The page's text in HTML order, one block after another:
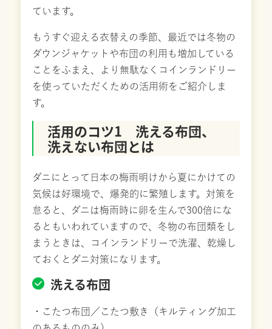
ています。
もうすぐ迎える衣替えの季節、最近では冬物の
ダウンジャケットや布団の利用も増加している
ことをふまえ、より無駄なくコインランドリー
を使っていただくための活用術をご紹介しま
す。
活用のコツ1 洗える布団、
洗えない布団とは
ダニにとって日本の梅雨明けから夏にかけての
気候は好環境で、爆発的に繁殖します。対策を
怠ると、ダニは梅雨時に卵を生んで300倍にな
るともいわれていますので、冬物の布団類をし
まうときは、コインランドリーで洗濯、乾燥し
ておくとダニ対策になります。
洗える布団
・こたつ布団／こたつ敷き（キルティング加工